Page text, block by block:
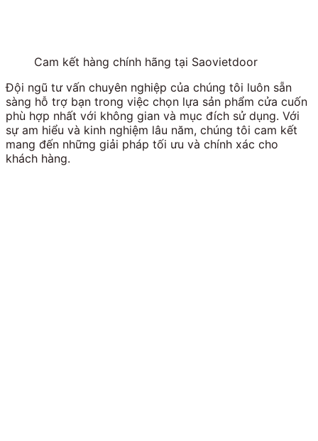
Cam kết hàng chính hãng tại Saovietdoor
Đội ngũ tư vấn chuyên nghiệp của chúng tôi luôn sẵn
sàng hỗ trợ bạn trong việc chọn lựa sản phẩm cửa cuốn
phù hợp nhất với không gian và mục đích sử dụng. Với
sự am hiểu và kinh nghiệm lâu năm, chúng tôi cam kết
mang đến những giải pháp tối ưu và chính xác cho
khách hàng.